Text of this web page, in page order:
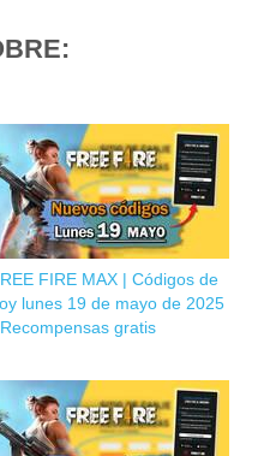
FIRE MAX | Códigos de
lunes 19 de mayo de 2025
gratis